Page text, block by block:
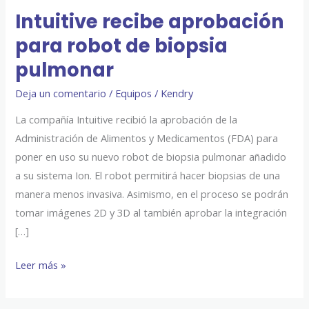
Intuitive recibe aprobación
para robot de biopsia
pulmonar
Deja un comentario / Equipos / Kendry
La compañía Intuitive recibió la aprobación de la
Administración de Alimentos y Medicamentos (FDA) para
poner en uso su nuevo robot de biopsia pulmonar añadido
a su sistema Ion. El robot permitirá hacer biopsias de una
manera menos invasiva. Asimismo, en el proceso se podrán
tomar imágenes 2D y 3D al también aprobar la integración
[…]
Leer más »